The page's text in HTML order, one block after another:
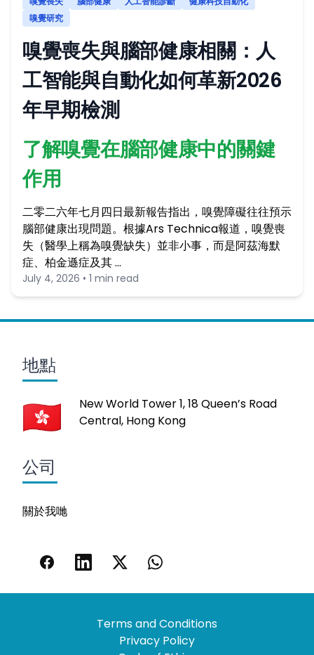
嗅覺研究
嗅覺喪失與腦部健康相關：人
工智能與自動化如何革新2026
年早期檢測
了解嗅覺在腦部健康中的關鍵
作用
二零二六年七月四日最新報告指出，嗅覺障礙往往預示
腦部健康出現問題。根據Ars Technica報道，嗅覺喪
失（醫學上稱為嗅覺缺失）並非小事，而是阿茲海默
症、柏金遜症及其 …
July 4, 2026 • 1 min read
地點
New World Tower 1, 18 Queen’s Road
Central, Hong Kong
公司
關於我哋
Terms and Conditions
Privacy Policy